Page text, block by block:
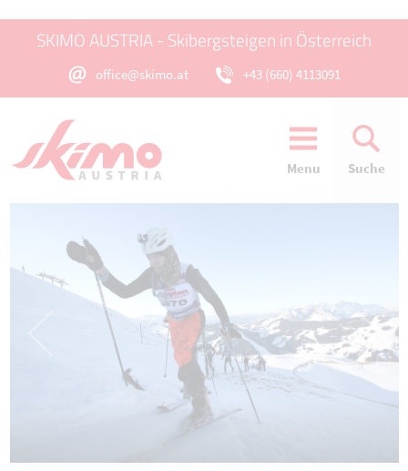
SKIMO AUSTRIA - Skibergsteigen in Österreich
office@skimo.at +43 (660) 4113091
Menu Suche